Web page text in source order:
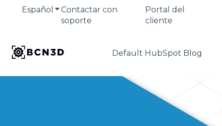
Español Traducciones de Mostrar submenú de
Contactar con
soporte
Portal del
cliente
Default HubSpot Blog